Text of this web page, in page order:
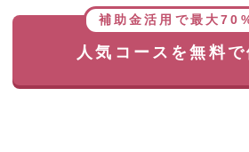
補助金活用で最大
人気コースを無料で